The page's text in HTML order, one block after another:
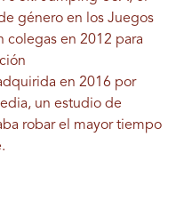
género en los Juegos
colegas en 2012 para
en 2016 por
, un estudio de
robar el mayor tiempo